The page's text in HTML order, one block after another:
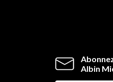
Albin